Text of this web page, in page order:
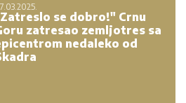
se dobro!" Crnu
zatresao zemljotres sa
nedaleko od